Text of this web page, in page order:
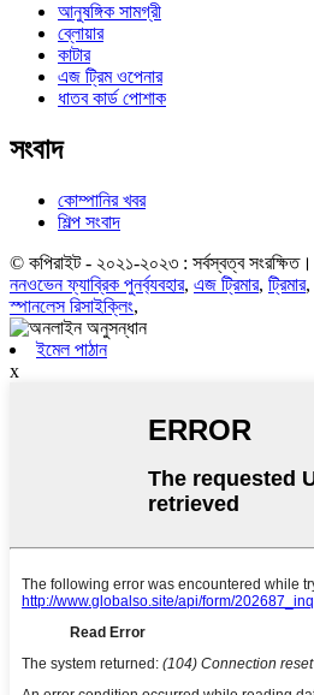
আনুষঙ্গিক সামগ্রী
ব্লোয়ার
কাটার
এজ ট্রিম ওপেনার
ধাতব কার্ড পোশাক
সংবাদ
কোম্পানির খবর
শিল্প সংবাদ
© কপিরাইট - ২০২১-২০২৩ : সর্বস্বত্ব সংরক্ষিত।
ননওভেন ফ্যাব্রিক পুনর্ব্যবহার, এজ ট্রিমার, ট্রিমার,
স্পানলেস রিসাইক্লিং,
ইমেল পাঠান
x